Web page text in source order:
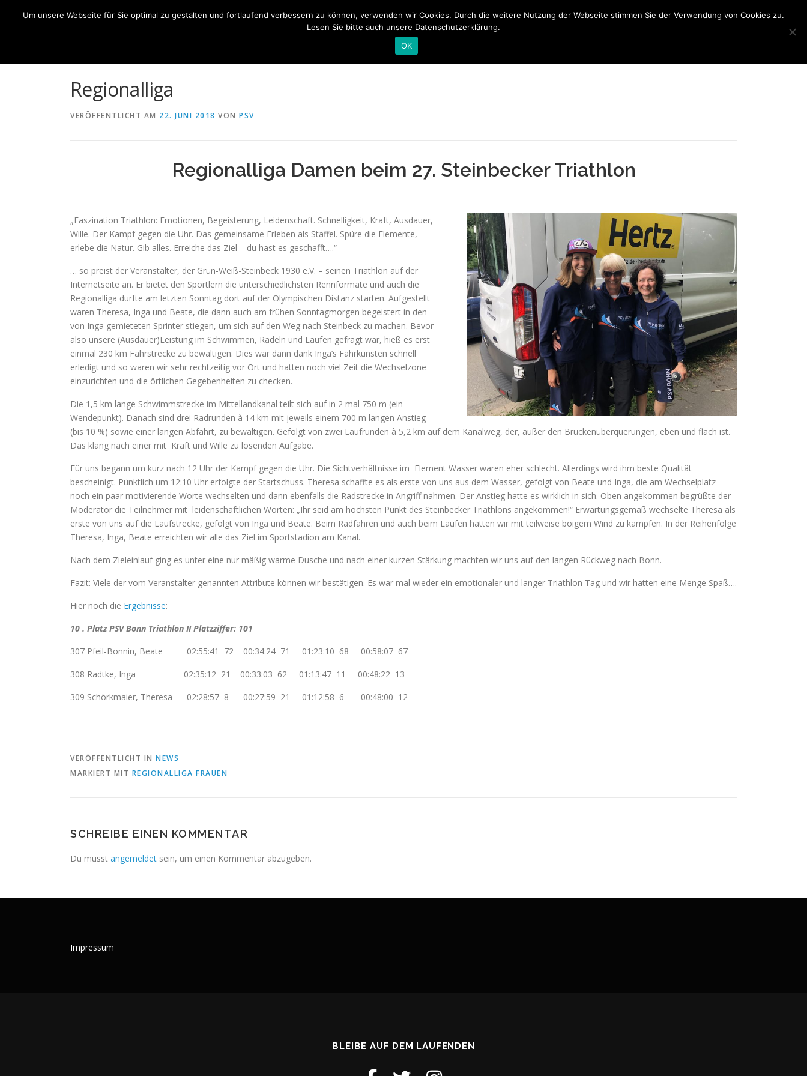
TRAINING NEWS SWIM&TALK RHEINSCHWIMMEN INTERNER BEREICH
Regionalliga
VERÖFFENTLICHT AM 22. JUNI 2018 VON PSV
Regionalliga Damen beim 27. Steinbecker Triathlon
„Faszination Triathlon: Emotionen, Begeisterung, Leidenschaft. Schnelligkeit, Kraft, Ausdauer,
Wille. Der Kampf gegen die Uhr. Das gemeinsame Erleben als Staffel. Spüre die Elemente,
erlebe die Natur. Gib alles. Erreiche das Ziel – du hast es geschafft….“
… so preist der Veranstalter, der Grün-Weiß-Steinbeck 1930 e.V. – seinen Triathlon auf der
Internetseite an. Er bietet den Sportlern die unterschiedlichsten Rennformate und auch die
Regionalliga durfte am letzten Sonntag dort auf der Olympischen Distanz starten. Aufgestellt
waren Theresa, Inga und Beate, die dann auch am frühen Sonntagmorgen begeistert in den
von Inga gemieteten Sprinter stiegen, um sich auf den Weg nach Steinbeck zu machen. Bevor
also unsere (Ausdauer)Leistung im Schwimmen, Radeln und Laufen gefragt war, hieß es erst
einmal 230 km Fahrstrecke zu bewältigen. Dies war dann dank Inga’s Fahrkünsten schnell
erledigt und so waren wir sehr rechtzeitig vor Ort und hatten noch viel Zeit die Wechselzone
einzurichten und die örtlichen Gegebenheiten zu checken.
Die 1,5 km lange Schwimmstrecke im Mittellandkanal teilt sich auf in 2 mal 750 m (ein
Wendepunkt). Danach sind drei Radrunden à 14 km mit jeweils einem 700 m langen Anstieg
(bis 10 %) sowie einer langen Abfahrt, zu bewältigen. Gefolgt von zwei Laufrunden à 5,2 km auf dem Kanalweg, der, außer den Brückenüberquerungen, eben und flach ist.
Das klang nach einer mit Kraft und Wille zu lösenden Aufgabe.
Für uns begann um kurz nach 12 Uhr der Kampf gegen die Uhr. Die Sichtverhältnisse im Element Wasser waren eher schlecht. Allerdings wird ihm beste Qualität
bescheinigt. Pünktlich um 12:10 Uhr erfolgte der Startschuss. Theresa schaffte es als erste von uns aus dem Wasser, gefolgt von Beate und Inga, die am Wechselplatz
noch ein paar motivierende Worte wechselten und dann ebenfalls die Radstrecke in Angriff nahmen. Der Anstieg hatte es wirklich in sich. Oben angekommen begrüßte der
Moderator die Teilnehmer mit leidenschaftlichen Worten: „Ihr seid am höchsten Punkt des Steinbecker Triathlons angekommen!“ Erwartungsgemäß wechselte Theresa als
erste von uns auf die Laufstrecke, gefolgt von Inga und Beate. Beim Radfahren und auch beim Laufen hatten wir mit teilweise böigem Wind zu kämpfen. In der Reihenfolge
Theresa, Inga, Beate erreichten wir alle das Ziel im Sportstadion am Kanal.
Nach dem Zieleinlauf ging es unter eine nur mäßig warme Dusche und nach einer kurzen Stärkung machten wir uns auf den langen Rückweg nach Bonn.
Fazit: Viele der vom Veranstalter genannten Attribute können wir bestätigen. Es war mal wieder ein emotionaler und langer Triathlon Tag und wir hatten eine Menge Spaß….
Hier noch die Ergebnisse:
10 . Platz PSV Bonn Triathlon II Platzziffer: 101
307 Pfeil-Bonnin, Beate 02:55:41 72 00:34:24 71 01:23:10 68 00:58:07 67
308 Radtke, Inga 02:35:12 21 00:33:03 62 01:13:47 11 00:48:22 13
309 Schörkmaier, Theresa 02:28:57 8 00:27:59 21 01:12:58 6 00:48:00 12
VERÖFFENTLICHT IN NEWS
MARKIERT MIT REGIONALLIGA FRAUEN
SCHREIBE EINEN KOMMENTAR
Du musst angemeldet sein, um einen Kommentar abzugeben.
Impressum
BLEIBE AUF DEM LAUFENDEN
Um unsere Webseite für Sie optimal zu gestalten und fortlaufend verbessern zu können, verwenden wir Cookies. Durch die weitere Nutzung der Webseite stimmen Sie der Verwendung von Cookies zu.
Lesen Sie bitte auch unsere Datenschutzerklärung.
OK